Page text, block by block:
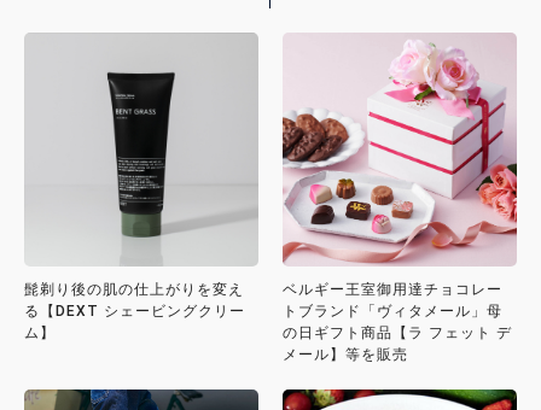
髭剃り後の肌の仕上がりを変え
る【DEXT シェービングクリー
ム】
ベルギー王室御用達チョコレー
トブランド「ヴィタメール」母
の日ギフト商品【ラ フェット デ
メール】等を販売